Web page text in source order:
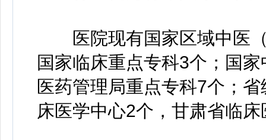
医院现有国家区域中医（
国家临床重点专科3个；国
医药管理局重点专科7个；
床医学中心2个，甘肃省临